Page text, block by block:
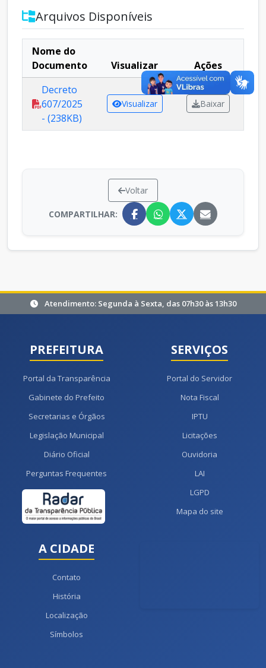
Arquivos Disponíveis
Nome do
Documento
Visualizar
Ações
Decreto
607/2025
- (238KB)
Visualizar Baixar
Voltar
COMPARTILHAR:
Atendimento: Segunda à Sexta, das 07h30 às 13h30
PREFEITURA
Portal da Transparência
Gabinete do Prefeito
Secretarias e Órgãos
Legislação Municipal
Diário Oficial
Perguntas Frequentes
SERVIÇOS
Portal do Servidor
Nota Fiscal
IPTU
Licitações
Ouvidoria
LAI
LGPD
Mapa do site
A CIDADE
Contato
História
Localização
Símbolos